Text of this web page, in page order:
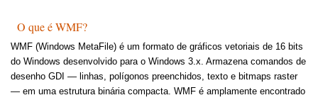
O que é WMF?
WMF (Windows MetaFile) é um formato de gráficos vetoriais de 16 bits
do Windows desenvolvido para o Windows 3.x. Armazena comandos de
desenho GDI — linhas, polígonos preenchidos, texto e bitmaps raster
— em uma estrutura binária compacta. WMF é amplamente encontrado